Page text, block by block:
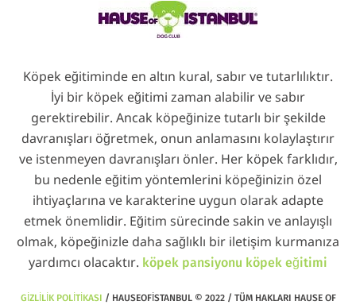
Köpek eğitiminde en altın kural, sabır ve tutarlılıktır.
İyi bir köpek eğitimi zaman alabilir ve sabır
gerektirebilir. Ancak köpeğinize tutarlı bir şekilde
davranışları öğretmek, onun anlamasını kolaylaştırır
ve istenmeyen davranışları önler. Her köpek farklıdır,
bu nedenle eğitim yöntemlerini köpeğinizin özel
ihtiyaçlarına ve karakterine uygun olarak adapte
etmek önemlidir. Eğitim sürecinde sakin ve anlayışlı
olmak, köpeğinizle daha sağlıklı bir iletişim kurmanıza
yardımcı olacaktır. köpek pansiyonu köpek eğitimi
GIZLILIK POLITIKASI / HAUSEOFISTANBUL © 2022 / TÜM HAKLARI HAUSE OF